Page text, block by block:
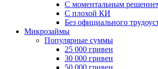
С моментальным
С плохой КИ
Без официального
Микрозаймы
Популярные суммы
25 000 гривен
30 000 гривен
50 000 гривен